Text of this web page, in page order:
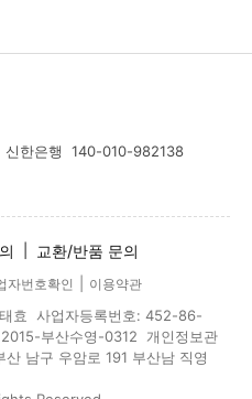
신한은행 140-010-982138
교환/반품 문의
자번호확인 이용약관
효 사업자등록번호: 452-86-
부산수영-0312 개인정보관
남구 우암로 191 부산남 직영